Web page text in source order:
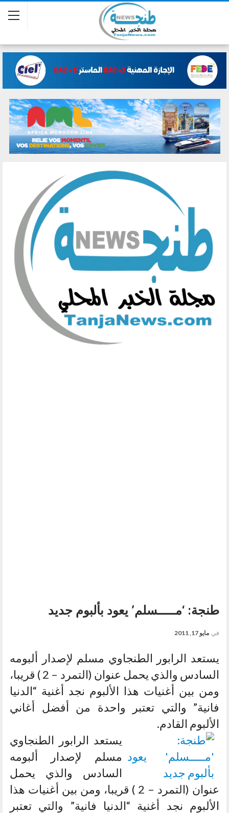
طنجة: ‘مـــــسلم’ يعود بألبوم جديد
في مايو 17, 2011
يستعد الرابور الطنجاوي مسلم لإصدار ألبومه
السادس والذي يحمل عنوان (التمرد – 2 ) قريبا،
ومن بين أغنيات هذا الألبوم نجد أغنية “الدنيا
فانية” والتي تعتبر واحدة من أفضل أغاني
الألبوم القادم.
يستعد الرابور الطنجاوي
مسلم لإصدار ألبومه
السادس والذي يحمل
عنوان (التمرد – 2 ) قريبا، ومن بين أغنيات هذا
الألبوم نجد أغنية “الدنيا فانية” والتي تعتبر